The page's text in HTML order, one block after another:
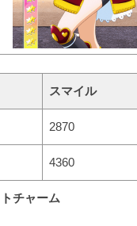
スマイル
2870
4360
チャーム